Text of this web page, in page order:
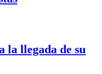
la llegada de su